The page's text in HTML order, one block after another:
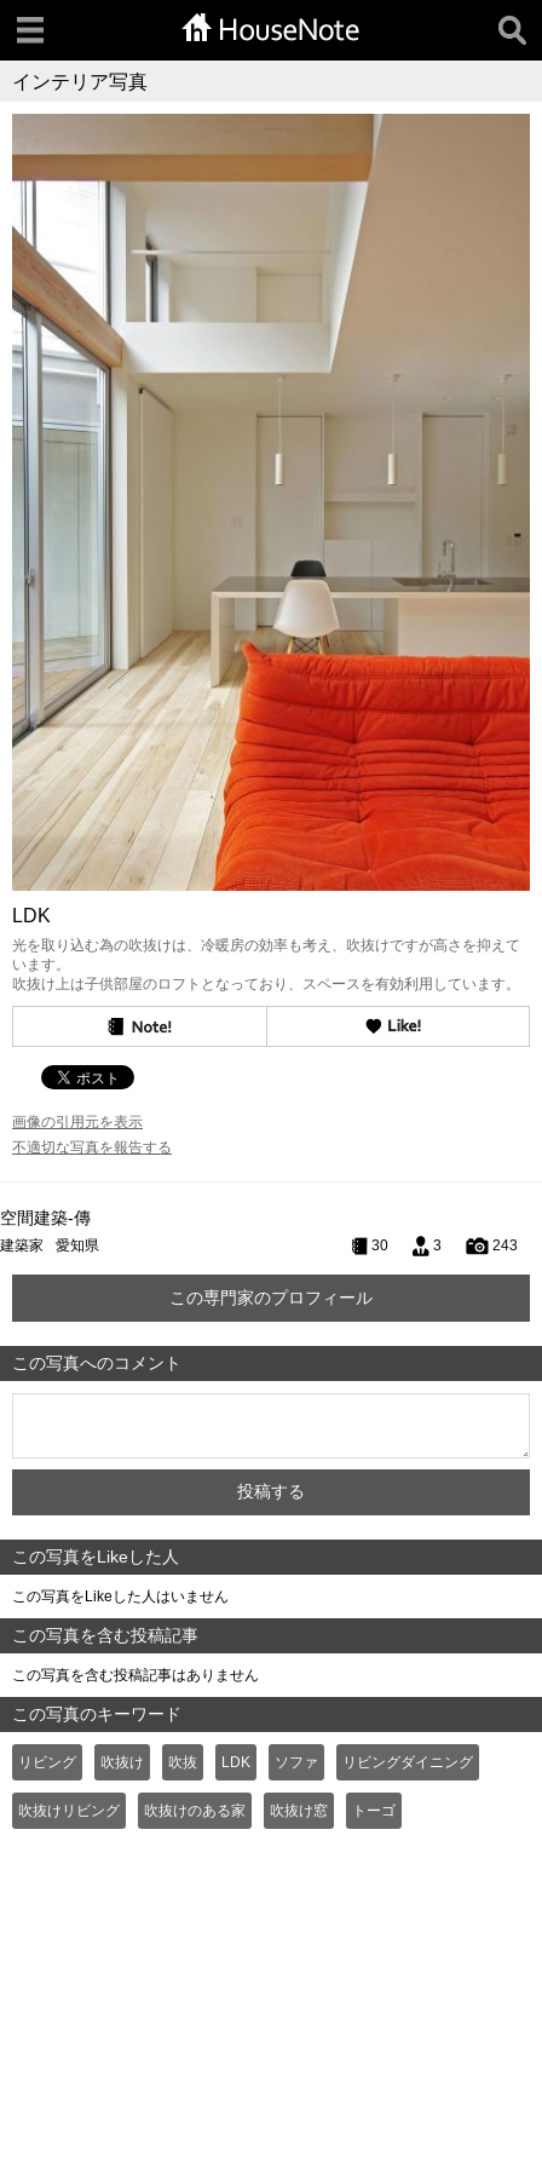
インテリア写真
LDK
光を取り込む為の吹抜けは、冷暖房の効率も考え、吹抜けですが高さを抑えて
います。
吹抜け上は子供部屋のロフトとなっており、スペースを有効利用しています。
画像の引用元を表示
不適切な写真を報告する
空間建築-傳
建築家 愛知県 30 3 243
この専門家のプロフィール
この写真へのコメント
この写真をLikeした人
この写真をLikeした人はいません
この写真を含む投稿記事
この写真を含む投稿記事はありません
この写真のキーワード
リビング 吹抜け 吹抜 LDK ソファ リビングダイニング
吹抜けリビング 吹抜けのある家 吹抜け窓 トーゴ